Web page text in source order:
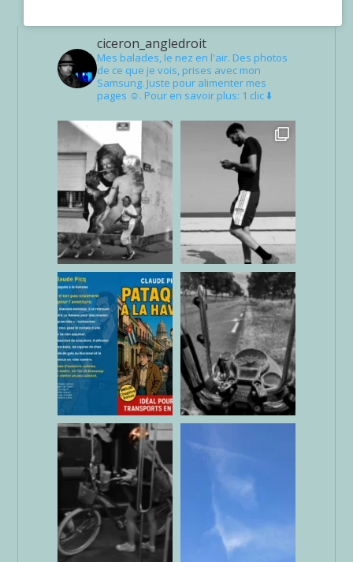
ciceron_angledroit
Mes balades, le nez en l'air. Des photos
de ce que je vois, prises avec mon
Samsung. Juste pour alimenter mes
pages ☺. Pour en savoir plus: 1 clic ⬇️